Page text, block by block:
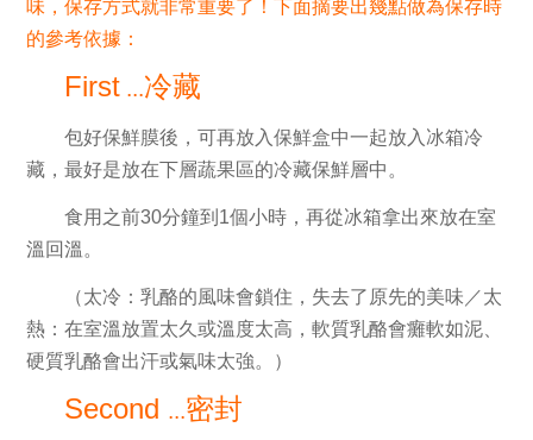
味，保存方式就非常重要了！下面摘要出幾點做為保存時
的參考依據：
First ...冷藏
包好保鮮膜後，可再放入保鮮盒中一起放入冰箱冷
藏，最好是放在下層蔬果區的冷藏保鮮層中。
食用之前30分鐘到1個小時，再從冰箱拿出來放在室
溫回溫。
（太冷：乳酪的風味會鎖住，失去了原先的美味／太
熱：在室溫放置太久或溫度太高，軟質乳酪會癱軟如泥、
硬質乳酪會出汗或氣味太強。）
Second ...密封